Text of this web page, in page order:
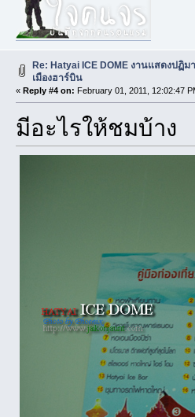
Re: Hatyai ICE DOME งานแสดงปฏิ
เมืองฮาร์บิน
« Reply #4 on: February 01, 2011, 12:02:47
มีอะไรให้ชมบ้าง